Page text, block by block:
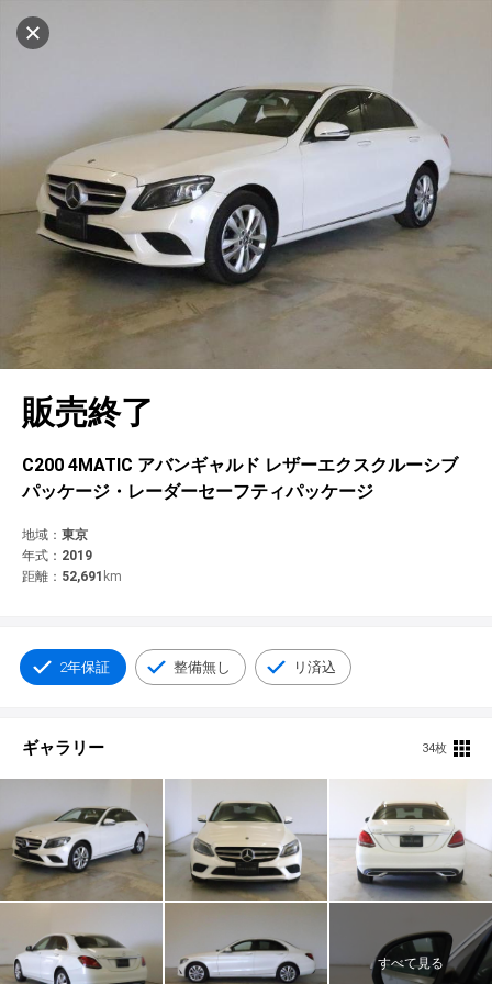
販売店検索
エリア別最新ニュース
品質と保証
自動車保険
カタログ情報
ログイン
マイアカウント
マイリスト
問合せ履歴
アカウントの確認・編集
アフターサービス
アフターサービス
車検／定期点検
タイヤ交換
ボディ修理
企業情報
企業概要
プレスリリース
ヤナセの歴史
女性活躍・次世代育成
BMW認定中古車
フォルクスワーゲン認定中古車
ポルシェ認定中古車
新車情報
ソーシャルメディアポリシー
利用規約
金融商品の勧誘方針
© 2021 YANASE & CO.,LTD. ALL RIGHTS RESERVED.
販売終了
C200 4MATIC アバンギャルド レザーエクスクルーシブ
パッケージ・レーダーセーフティパッケージ
地域： 東京
年式： 2019
距離： 52,691 km
2年保証 整備無し リ済込
ギャラリー 34枚
電話で問い合わせ（無料）
キャンセル
府中
サーティファイドカーセンター
販売店情報
地図を見る
在庫一覧
キャンセル